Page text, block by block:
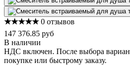
★★★★★ 0 отзывов
147 376.85 руб
В наличии
НДС включен. После выбора
покупке или быстрому заказу.